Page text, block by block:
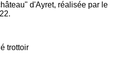
d'Ayret, réalisée par le